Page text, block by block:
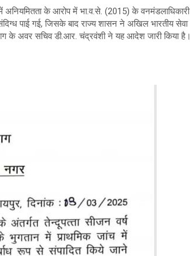
के आरोप में भा.व.से. (2015) के वनमंडलाधिकारी
पाई गई, जिसके बाद राज्य शासन ने अखिल भारतीय सेवा
के अवर सचिव डी.आर. चंद्रवंशी ने यह आदेश जारी किया है।